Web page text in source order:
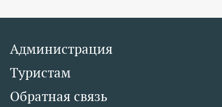
Администрация
Туристам
Обратная связь